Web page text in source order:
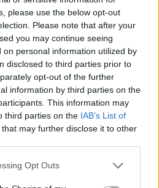
please use the below opt-out
Please note that after your
you may continue seeing
on personal information utilized by
disclosed to third parties prior to
opt-out of the further
information by third parties on the
This information may
third parties on the IAB’s List of
that may further disclose it to other
Opt Outs
po miškus, kur gerai
jokio alkoholio. Ten
Kariuomenėje
Galima sakyti, kad mane
liga. Bet aš nesikreipiau į